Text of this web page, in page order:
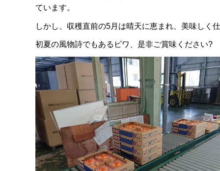
ています。
しかし、収穫直前の5月は晴天に恵まれ、美味しく
初夏の風物詩でもあるビワ、是非ご賞味ください?